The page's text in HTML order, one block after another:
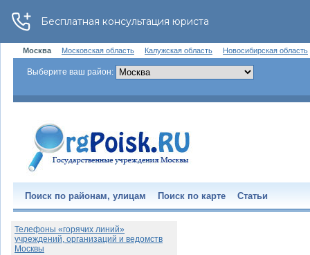
Москва Московская область Калужская область Новосибирская область
Выберите ваш район:
Поиск по районам, улицам Поиск по карте Статьи
Телефоны «горячих линий»
учреждений, организаций и ведомств
Москвы